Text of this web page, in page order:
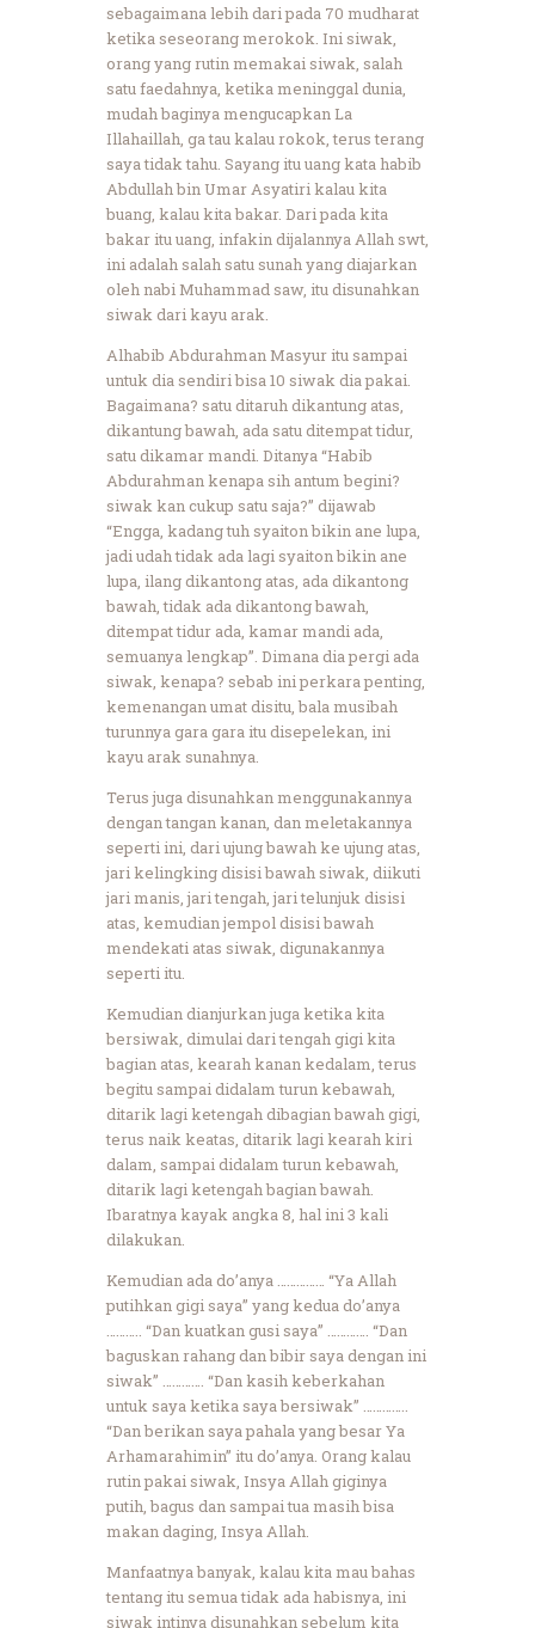
sebagaimana lebih dari pada 70 mudharat
ketika seseorang merokok. Ini siwak,
orang yang rutin memakai siwak, salah
satu faedahnya, ketika meninggal dunia,
mudah baginya mengucapkan La
Illahaillah, ga tau kalau rokok, terus terang
saya tidak tahu. Sayang itu uang kata habib
Abdullah bin Umar Asyatiri kalau kita
buang, kalau kita bakar. Dari pada kita
bakar itu uang, infakin dijalannya Allah swt,
ini adalah salah satu sunah yang diajarkan
oleh nabi Muhammad saw, itu disunahkan
siwak dari kayu arak.
Alhabib Abdurahman Masyur itu sampai
untuk dia sendiri bisa 10 siwak dia pakai.
Bagaimana? satu ditaruh dikantung atas,
dikantung bawah, ada satu ditempat tidur,
satu dikamar mandi. Ditanya “Habib
Abdurahman kenapa sih antum begini?
siwak kan cukup satu saja?” dijawab
“Engga, kadang tuh syaiton bikin ane lupa,
jadi udah tidak ada lagi syaiton bikin ane
lupa, ilang dikantong atas, ada dikantong
bawah, tidak ada dikantong bawah,
ditempat tidur ada, kamar mandi ada,
semuanya lengkap”. Dimana dia pergi ada
siwak, kenapa? sebab ini perkara penting,
kemenangan umat disitu, bala musibah
turunnya gara gara itu disepelekan, ini
kayu arak sunahnya.
Terus juga disunahkan menggunakannya
dengan tangan kanan, dan meletakannya
seperti ini, dari ujung bawah ke ujung atas,
jari kelingking disisi bawah siwak, diikuti
jari manis, jari tengah, jari telunjuk disisi
atas, kemudian jempol disisi bawah
mendekati atas siwak, digunakannya
seperti itu.
Kemudian dianjurkan juga ketika kita
bersiwak, dimulai dari tengah gigi kita
bagian atas, kearah kanan kedalam, terus
begitu sampai didalam turun kebawah,
ditarik lagi ketengah dibagian bawah gigi,
terus naik keatas, ditarik lagi kearah kiri
dalam, sampai didalam turun kebawah,
ditarik lagi ketengah bagian bawah.
Ibaratnya kayak angka 8, hal ini 3 kali
dilakukan.
Kemudian ada do’anya …………… “Ya Allah
putihkan gigi saya” yang kedua do’anya
……….. “Dan kuatkan gusi saya” …………. “Dan
baguskan rahang dan bibir saya dengan ini
siwak” …………. “Dan kasih keberkahan
untuk saya ketika saya bersiwak” …………..
“Dan berikan saya pahala yang besar Ya
Arhamarahimin” itu do’anya. Orang kalau
rutin pakai siwak, Insya Allah giginya
putih, bagus dan sampai tua masih bisa
makan daging, Insya Allah.
Manfaatnya banyak, kalau kita mau bahas
tentang itu semua tidak ada habisnya, ini
siwak intinya disunahkan sebelum kita